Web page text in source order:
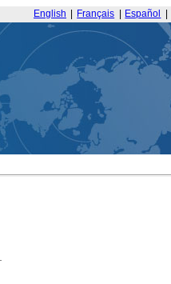
English Français Español